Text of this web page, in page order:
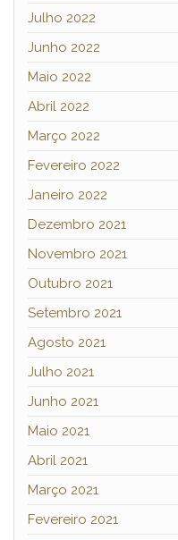
Julho 2022
Junho 2022
Maio 2022
Abril 2022
Março 2022
Fevereiro 2022
Janeiro 2022
Dezembro 2021
Novembro 2021
Outubro 2021
Setembro 2021
Agosto 2021
Julho 2021
Junho 2021
Maio 2021
Abril 2021
Março 2021
Fevereiro 2021